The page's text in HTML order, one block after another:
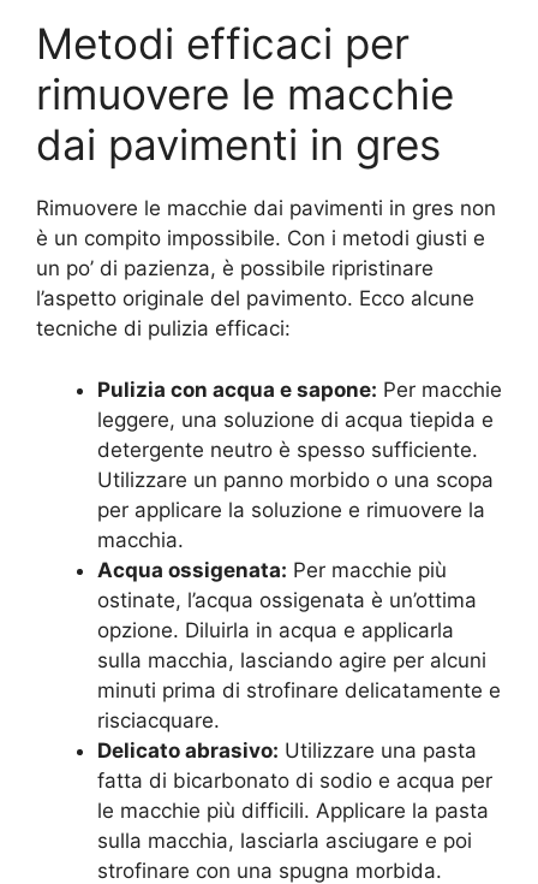
Metodi efficaci per
rimuovere le macchie
dai pavimenti in gres
Rimuovere le macchie dai pavimenti in gres non
è un compito impossibile. Con i metodi giusti e
un po’ di pazienza, è possibile ripristinare
l’aspetto originale del pavimento. Ecco alcune
tecniche di pulizia efficaci:
Pulizia con acqua e sapone: Per macchie
leggere, una soluzione di acqua tiepida e
detergente neutro è spesso sufficiente.
Utilizzare un panno morbido o una scopa
per applicare la soluzione e rimuovere la
macchia.
Acqua ossigenata: Per macchie più
ostinate, l’acqua ossigenata è un’ottima
opzione. Diluirla in acqua e applicarla
sulla macchia, lasciando agire per alcuni
minuti prima di strofinare delicatamente e
risciacquare.
Delicato abrasivo: Utilizzare una pasta
fatta di bicarbonato di sodio e acqua per
le macchie più difficili. Applicare la pasta
sulla macchia, lasciarla asciugare e poi
strofinare con una spugna morbida.